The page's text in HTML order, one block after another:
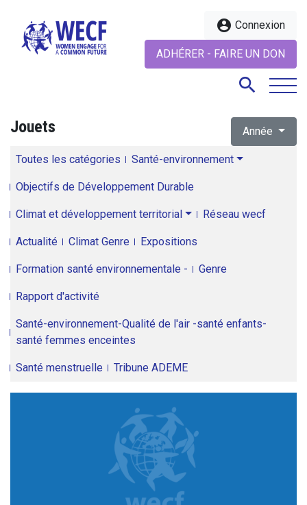
account_circle Connexion
ADHÉRER - FAIRE UN DON
search
Jouets Année
Toutes les catégories Santé-environnement
Objectifs de Développement Durable
Climat et développement territorial Réseau wecf
Actualité Climat Genre Expositions
Formation santé environnementale - Genre
Rapport d'activité
Santé-environnement-Qualité de l'air -santé enfants-
santé femmes enceintes
Santé menstruelle Tribune ADEME